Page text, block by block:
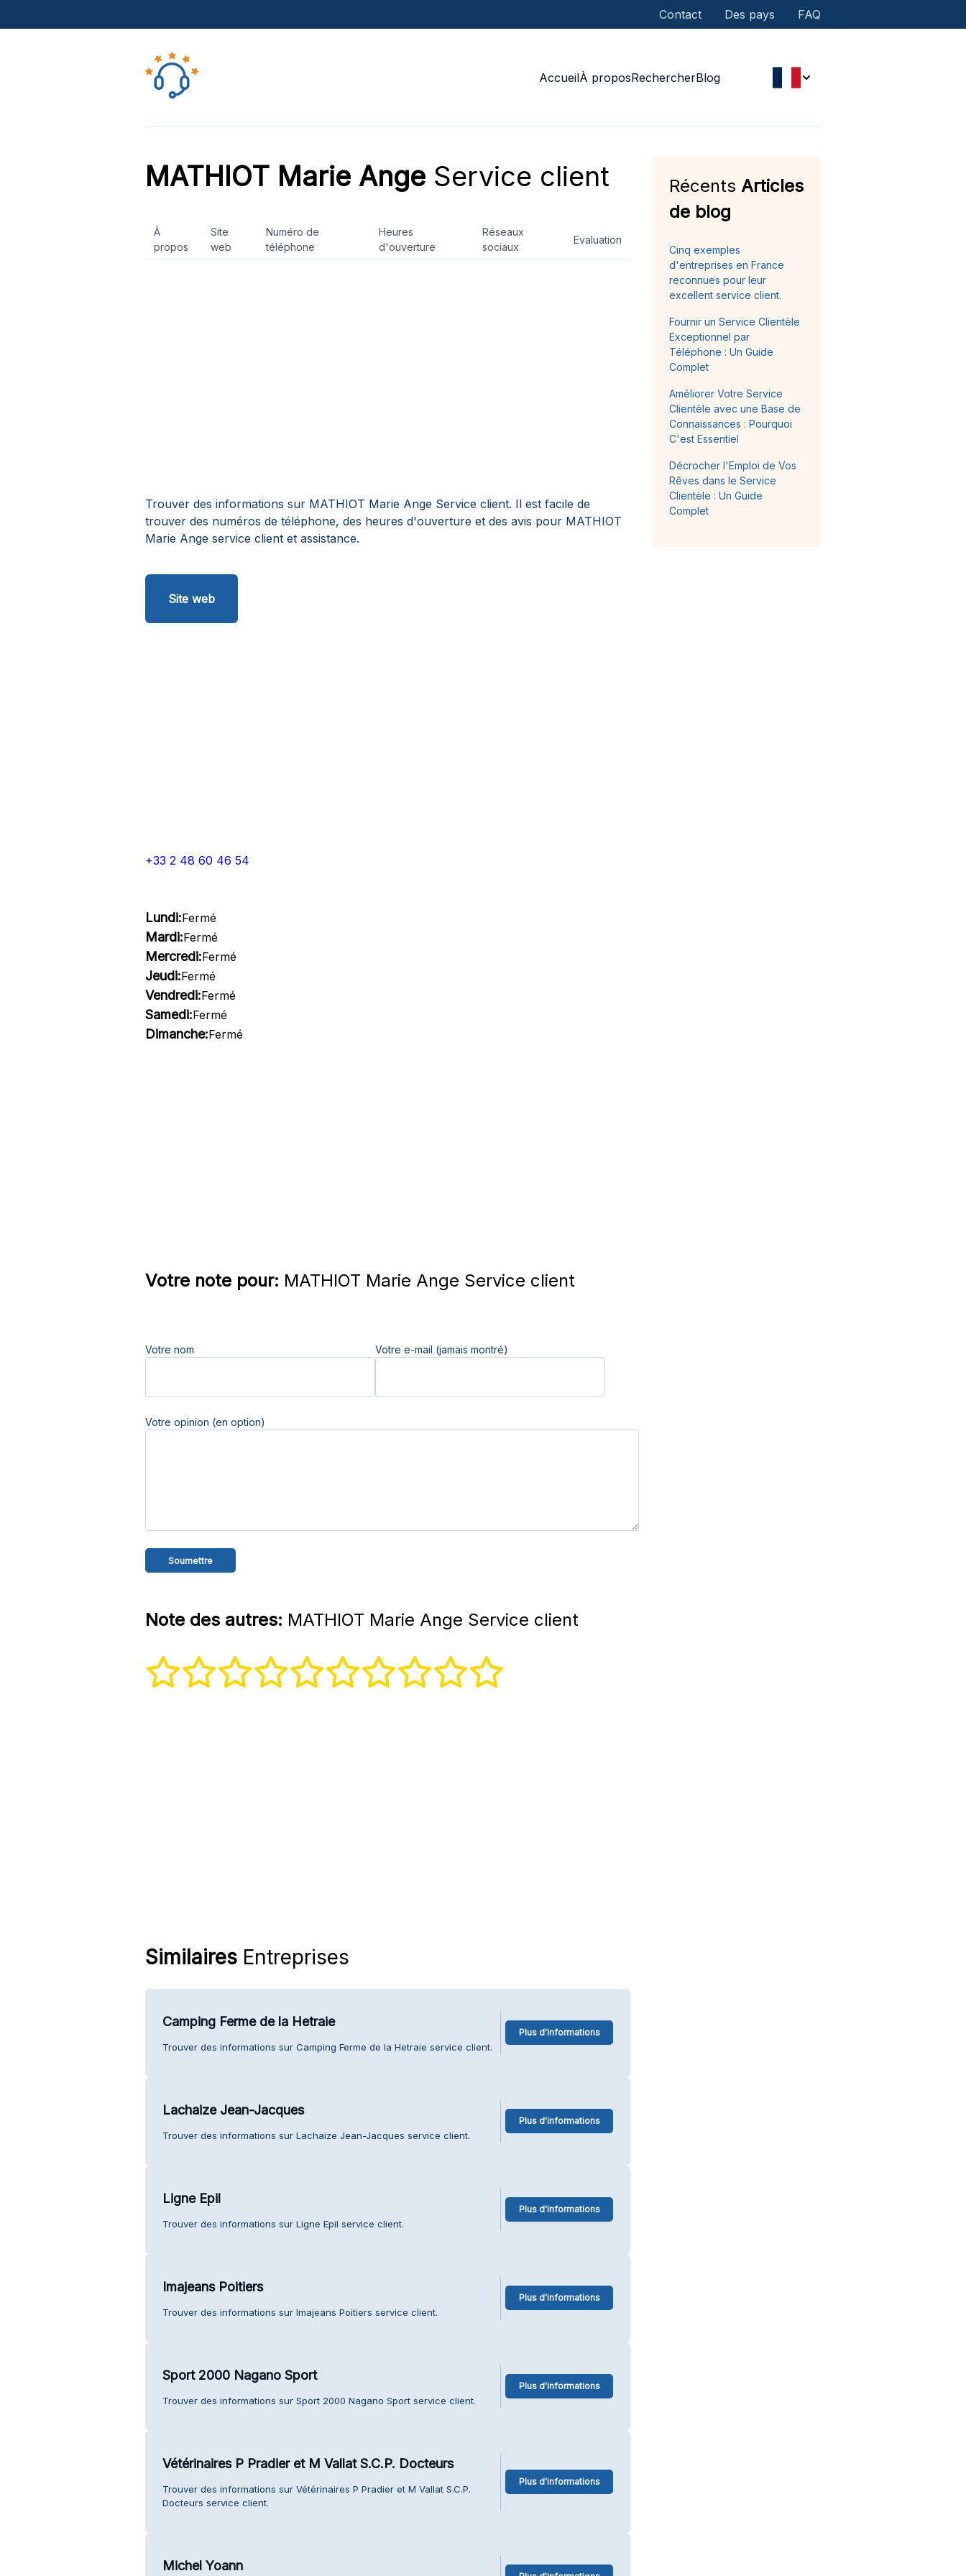
Contact Des pays FAQ
AccueilÀ proposRechercherBlog
MATHIOT Marie AngeService client
À
propos
Site
web
Numéro de
téléphone
Heures
d'ouverture
Réseaux
sociaux
Evaluation
Trouver des informations sur MATHIOT Marie Ange Service client. Il est facile de
trouver des numéros de téléphone, des heures d'ouverture et des avis pour MATHIOT
Marie Ange service client et assistance.
Site web
+33 2 48 60 46 54
Lundi:Fermé
Mardi:Fermé
Mercredi:Fermé
Jeudi:Fermé
Vendredi:Fermé
Samedi:Fermé
Dimanche:Fermé
Votre note pour: MATHIOT Marie Ange Service client
Votre nom Votre e-mail (jamais montré)
Votre opinion (en option)
Note des autres: MATHIOT Marie Ange Service client
SimilairesEntreprises
Camping Ferme de la Hetraie
Trouver des informations sur Camping Ferme de la Hetraie service client.
Plus d'informations
Lachaize Jean-Jacques
Trouver des informations sur Lachaize Jean-Jacques service client.
Plus d'informations
Ligne Epil
Trouver des informations sur Ligne Epil service client.
Plus d'informations
Imajeans Poitiers
Trouver des informations sur Imajeans Poitiers service client.
Plus d'informations
Sport 2000 Nagano Sport
Trouver des informations sur Sport 2000 Nagano Sport service client.
Plus d'informations
Vétérinaires P Pradier et M Vallat S.C.P. Docteurs
Trouver des informations sur Vétérinaires P Pradier et M Vallat S.C.P.
Docteurs service client.
Plus d'informations
Michel Yoann
RécentsArticles
de blog
Cinq exemples
d'entreprises en France
reconnues pour leur
excellent service client.
Fournir un Service Clientèle
Exceptionnel par
Téléphone : Un Guide
Complet
Améliorer Votre Service
Clientèle avec une Base de
Connaissances : Pourquoi
C'est Essentiel
Décrocher l'Emploi de Vos
Rêves dans le Service
Clientèle : Un Guide
Complet